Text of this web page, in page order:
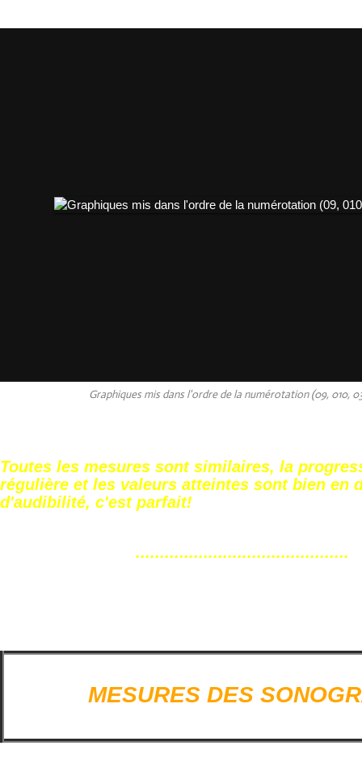
Graphiques mis dans l'ordre de la numérotation (09, 010,
Toutes les mesures sont similaires, la
régulière et les valeurs atteintes sont bien en
d'audibilité, c'est parfait!
............................................
MESURES DES